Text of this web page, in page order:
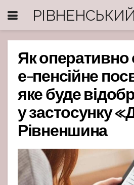
Як
е-пенсійне
яке буде
у застосунку
Рівненшина